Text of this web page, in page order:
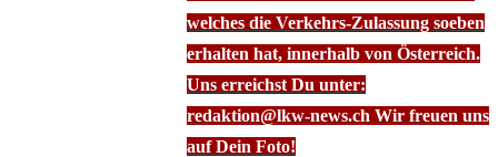
welches die Verkehrs-Zulassung soeben
erhalten hat, innerhalb von Österreich.
Uns erreichst Du unter:
redaktion@lkw-news.ch Wir freuen uns
auf Dein Foto!